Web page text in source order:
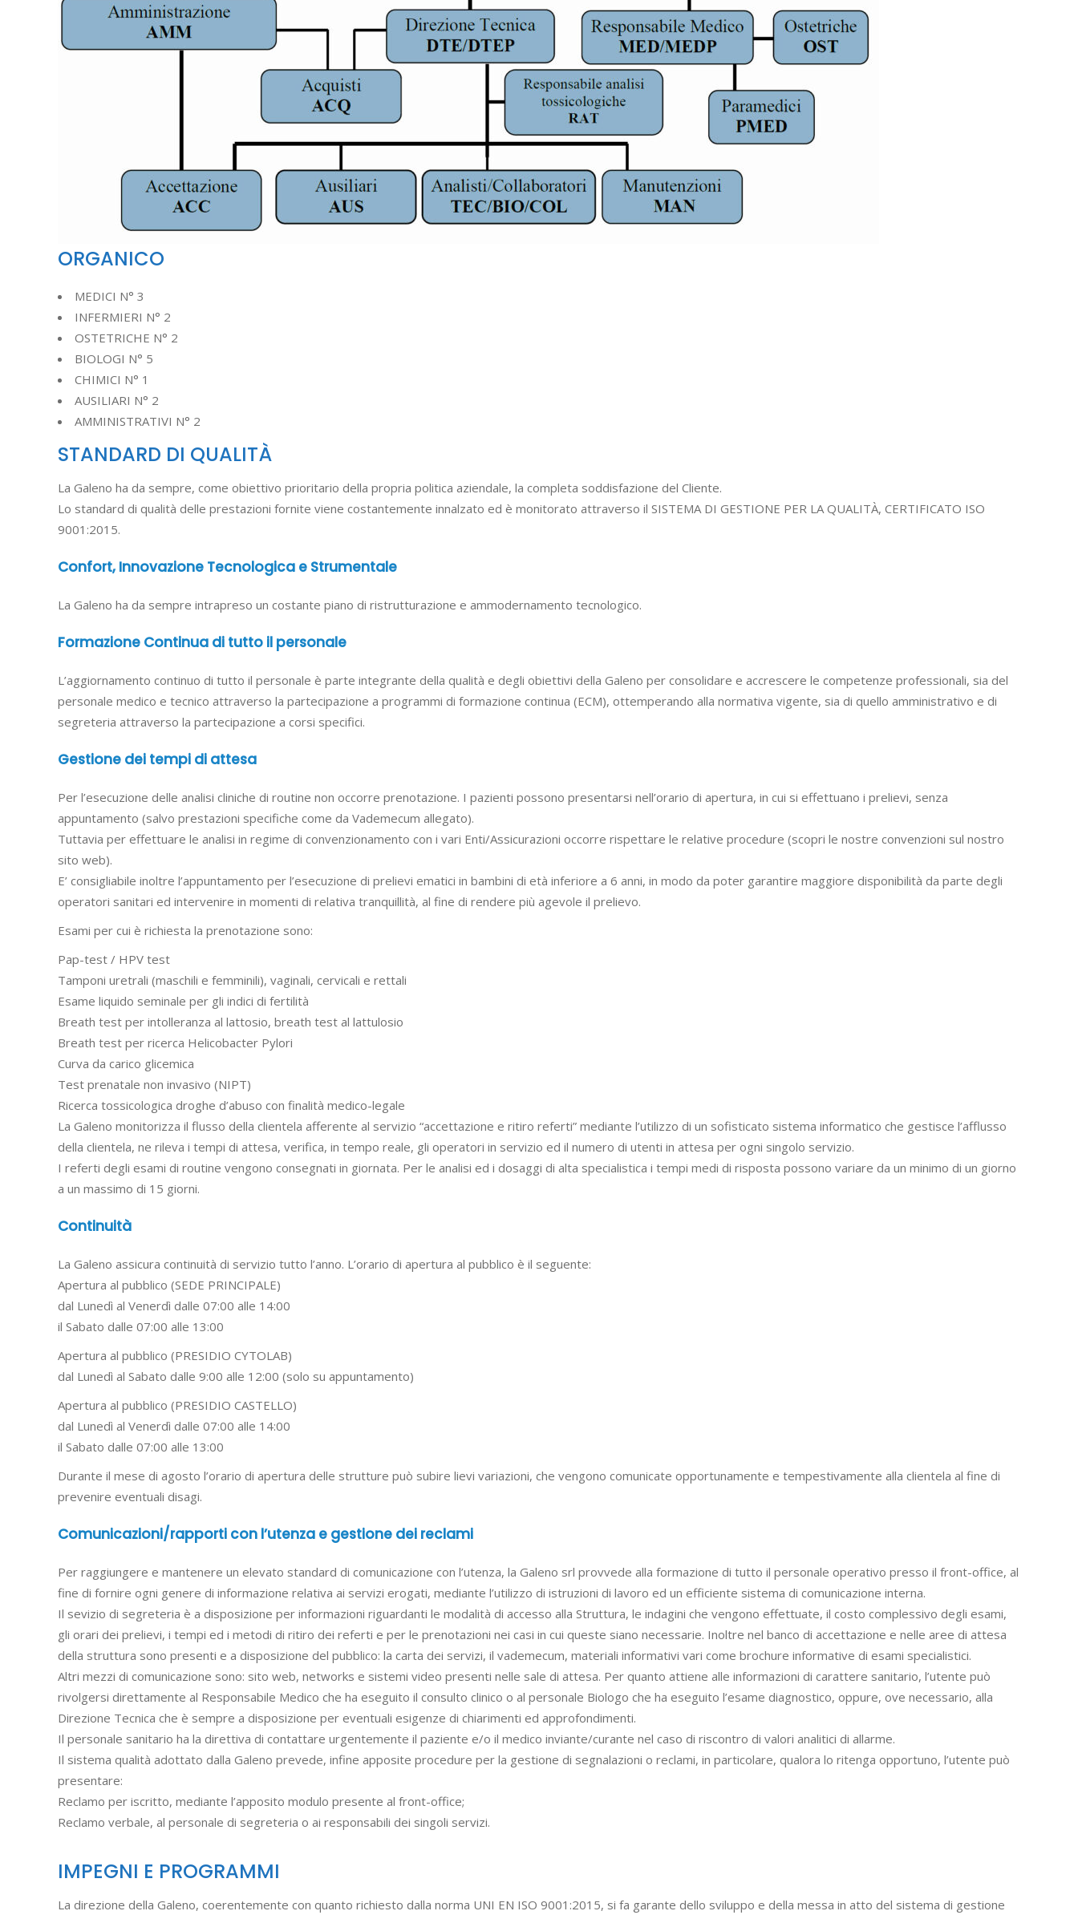
ORGANICO
MEDICI N° 3
INFERMIERI N° 2
OSTETRICHE N° 2
BIOLOGI N° 5
CHIMICI N° 1
AUSILIARI N° 2
AMMINISTRATIVI N° 2
STANDARD DI QUALITÀ
La Galeno ha da sempre, come obiettivo prioritario della propria politica aziendale, la completa soddisfazione del Cliente.
Lo standard di qualità delle prestazioni fornite viene costantemente innalzato ed è monitorato attraverso il SISTEMA DI GESTIONE PER LA QUALITÀ, CERTIFICATO ISO
9001:2015.
Confort, Innovazione Tecnologica e Strumentale
La Galeno ha da sempre intrapreso un costante piano di ristrutturazione e ammodernamento tecnologico.
Formazione Continua di tutto il personale
L’aggiornamento continuo di tutto il personale è parte integrante della qualità e degli obiettivi della Galeno per consolidare e accrescere le competenze professionali, sia del
personale medico e tecnico attraverso la partecipazione a programmi di formazione continua (ECM), ottemperando alla normativa vigente, sia di quello amministrativo e di
segreteria attraverso la partecipazione a corsi specifici.
Gestione dei tempi di attesa
Per l’esecuzione delle analisi cliniche di routine non occorre prenotazione. I pazienti possono presentarsi nell’orario di apertura, in cui si effettuano i prelievi, senza
appuntamento (salvo prestazioni specifiche come da Vademecum allegato).
Tuttavia per effettuare le analisi in regime di convenzionamento con i vari Enti/Assicurazioni occorre rispettare le relative procedure (scopri le nostre convenzioni sul nostro
sito web).
E’ consigliabile inoltre l’appuntamento per l’esecuzione di prelievi ematici in bambini di età inferiore a 6 anni, in modo da poter garantire maggiore disponibilità da parte degli
operatori sanitari ed intervenire in momenti di relativa tranquillità, al fine di rendere più agevole il prelievo.
Esami per cui è richiesta la prenotazione sono:
Pap-test / HPV test
Tamponi uretrali (maschili e femminili), vaginali, cervicali e rettali
Esame liquido seminale per gli indici di fertilità
Breath test per intolleranza al lattosio, breath test al lattulosio
Breath test per ricerca Helicobacter Pylori
Curva da carico glicemica
Test prenatale non invasivo (NIPT)
Ricerca tossicologica droghe d’abuso con finalità medico-legale
La Galeno monitorizza il flusso della clientela afferente al servizio “accettazione e ritiro referti” mediante l’utilizzo di un sofisticato sistema informatico che gestisce l’afflusso
della clientela, ne rileva i tempi di attesa, verifica, in tempo reale, gli operatori in servizio ed il numero di utenti in attesa per ogni singolo servizio.
I referti degli esami di routine vengono consegnati in giornata. Per le analisi ed i dosaggi di alta specialistica i tempi medi di risposta possono variare da un minimo di un giorno
a un massimo di 15 giorni.
Continuità
La Galeno assicura continuità di servizio tutto l’anno. L’orario di apertura al pubblico è il seguente:
Apertura al pubblico (SEDE PRINCIPALE)
dal Lunedì al Venerdì dalle 07:00 alle 14:00
il Sabato dalle 07:00 alle 13:00
Apertura al pubblico (PRESIDIO CYTOLAB)
dal Lunedì al Sabato dalle 9:00 alle 12:00 (solo su appuntamento)
Apertura al pubblico (PRESIDIO CASTELLO)
dal Lunedì al Venerdì dalle 07:00 alle 14:00
il Sabato dalle 07:00 alle 13:00
Durante il mese di agosto l’orario di apertura delle strutture può subire lievi variazioni, che vengono comunicate opportunamente e tempestivamente alla clientela al fine di
prevenire eventuali disagi.
Comunicazioni/rapporti con l’utenza e gestione dei reclami
Per raggiungere e mantenere un elevato standard di comunicazione con l’utenza, la Galeno srl provvede alla formazione di tutto il personale operativo presso il front-office, al
fine di fornire ogni genere di informazione relativa ai servizi erogati, mediante l’utilizzo di istruzioni di lavoro ed un efficiente sistema di comunicazione interna.
Il sevizio di segreteria è a disposizione per informazioni riguardanti le modalità di accesso alla Struttura, le indagini che vengono effettuate, il costo complessivo degli esami,
gli orari dei prelievi, i tempi ed i metodi di ritiro dei referti e per le prenotazioni nei casi in cui queste siano necessarie. Inoltre nel banco di accettazione e nelle aree di attesa
della struttura sono presenti e a disposizione del pubblico: la carta dei servizi, il vademecum, materiali informativi vari come brochure informative di esami specialistici.
Altri mezzi di comunicazione sono: sito web, networks e sistemi video presenti nelle sale di attesa. Per quanto attiene alle informazioni di carattere sanitario, l’utente può
rivolgersi direttamente al Responsabile Medico che ha eseguito il consulto clinico o al personale Biologo che ha eseguito l’esame diagnostico, oppure, ove necessario, alla
Direzione Tecnica che è sempre a disposizione per eventuali esigenze di chiarimenti ed approfondimenti.
Il personale sanitario ha la direttiva di contattare urgentemente il paziente e/o il medico inviante/curante nel caso di riscontro di valori analitici di allarme.
Il sistema qualità adottato dalla Galeno prevede, infine apposite procedure per la gestione di segnalazioni o reclami, in particolare, qualora lo ritenga opportuno, l’utente può
presentare:
Reclamo per iscritto, mediante l’apposito modulo presente al front-office;
Reclamo verbale, al personale di segreteria o ai responsabili dei singoli servizi.
IMPEGNI E PROGRAMMI
La direzione della Galeno, coerentemente con quanto richiesto dalla norma UNI EN ISO 9001:2015, si fa garante dello sviluppo e della messa in atto del sistema di gestione